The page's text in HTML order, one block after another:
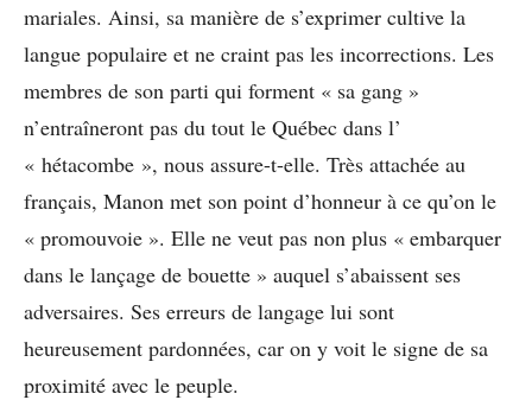
mariales. Ainsi, sa manière de s’exprimer cultive la
langue populaire et ne craint pas les incorrections. Les
membres de son parti qui forment « sa gang »
n’entraîneront pas du tout le Québec dans l’
« hétacombe », nous assure-t-elle. Très attachée au
français, Manon met son point d’honneur à ce qu’on le
« promouvoie ». Elle ne veut pas non plus « embarquer
dans le lançage de bouette » auquel s’abaissent ses
adversaires. Ses erreurs de langage lui sont
heureusement pardonnées, car on y voit le signe de sa
proximité avec le peuple.